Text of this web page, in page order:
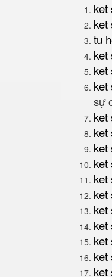
ket
ket
tu
ket
ket
ket
sự
ket
ket
ket
ket
ket
ket
ket
ket
ket
ket
ket